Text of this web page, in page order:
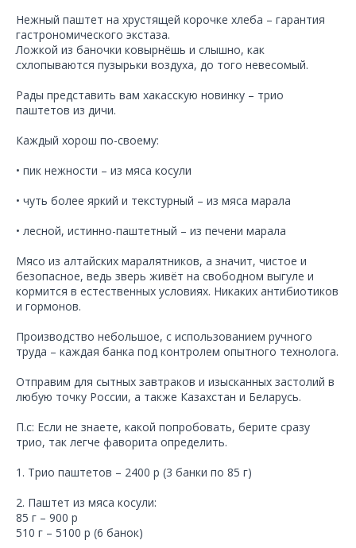
Нежный паштет на хрустящей корочке хлеба – гарантия
гастрономического экстаза.
Ложкой из баночки ковырнёшь и слышно, как
схлопываются пузырьки воздуха, до того невесомый.
Рады представить вам хакасскую новинку – трио
паштетов из дичи.
Каждый хорош по-своему:
• пик нежности – из мяса косули
• чуть более яркий и текстурный – из мяса марала
• лесной, истинно-паштетный – из печени марала
Мясо из алтайских маралятников, а значит, чистое и
безопасное, ведь зверь живёт на свободном выгуле и
кормится в естественных условиях. Никаких антибиотиков
и гормонов.
Производство небольшое, с использованием ручного
труда – каждая банка под контролем опытного технолога.
Отправим для сытных завтраков и изысканных застолий в
любую точку России, а также Казахстан и Беларусь.
П.с: Если не знаете, какой попробовать, берите сразу
трио, так легче фаворита определить.
1. Трио паштетов – 2400 р (3 банки по 85 г)
2. Паштет из мяса косули:
85 г – 900 р
510 г – 5100 р (6 банок)